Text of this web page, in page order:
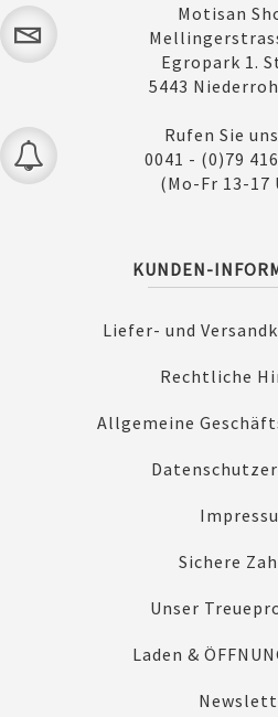
Motisan
Egropark 1.
5443
Rufen Sie
0041 - (0)79
(Mo-Fr 13-17
KUNDEN-
Liefer- und
Rechtliche
Allgemeine
Sichere
Unser
Laden &